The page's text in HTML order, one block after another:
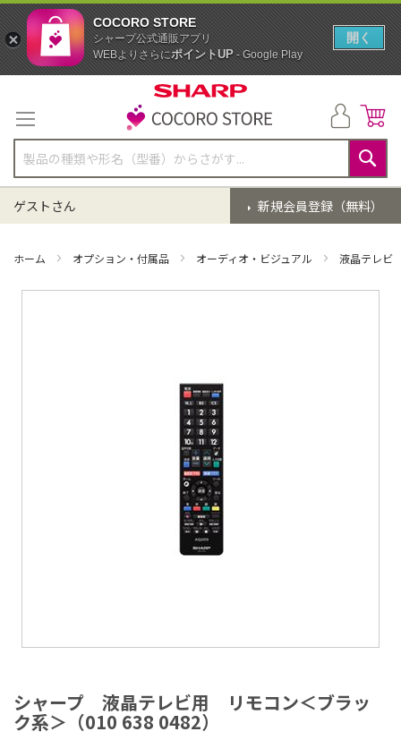
テ
ン
ツ
に
ス
キ
ッ
検
索
新規会員登録（無料）
ゲストさん
ホーム オプション・付属品 オーディオ・ビジュアル 液晶テレ
シャープ 液晶テレビ用 リモコン＜ブラッ
ク系＞（010 638 0482）
メ
ー
ジ
COCORO STORE
シャープ公式通販アプリ
WEBよりさらにポイントUP- Google Play
開く